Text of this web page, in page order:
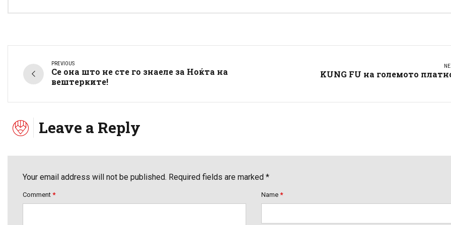
PREVIOUS
Се она што не сте го знаеле за Ноќта на
вештерките!
KUNG FU на големото
Leave a Reply
Your email address will not be published. Required fields are marked *
Comment * Name *